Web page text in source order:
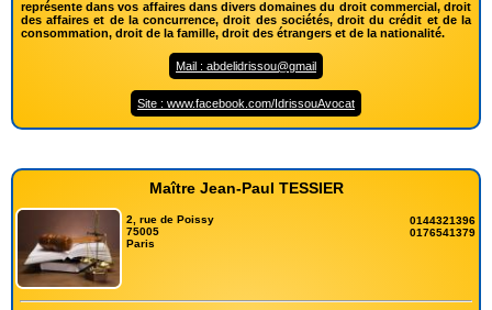
représente dans vos affaires dans divers domaines du droit commercial, droit
des affaires et de la concurrence, droit des sociétés, droit du crédit et de la
consommation, droit de la famille, droit des étrangers et de la nationalité.
Mail : abdelidrissou@gmail
Site : www.facebook.com/IdrissouAvocat
Maître Jean-Paul TESSIER
2, rue de Poissy
75005
Paris
0144321396
0176541379